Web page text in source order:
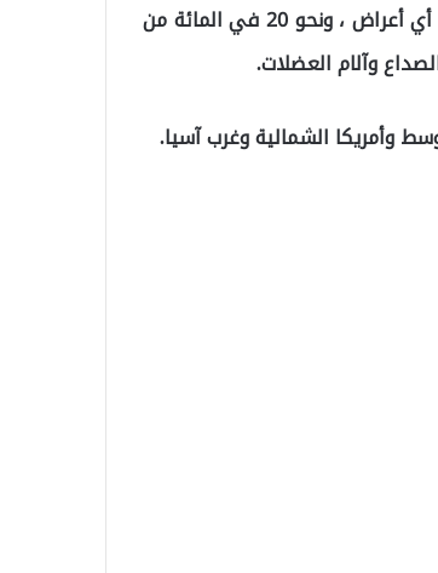
يذكر أن حوالي 80 في المائة من المصابين بالفيروس لا تظهر عليهم أي أعراض ، ونحو 20 في المائة من
وآلام العضلات.